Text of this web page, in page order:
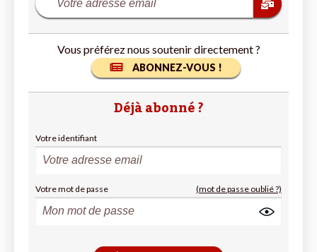
Vous préférez nous soutenir directement ?
ABONNEZ-VOUS !
Déjà abonné ?
Votre identifiant
Votre mot de passe (mot de passe oublié ?)